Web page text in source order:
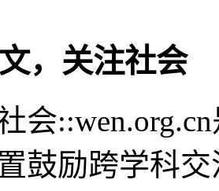
，关注社会
会
鼓励跨学科